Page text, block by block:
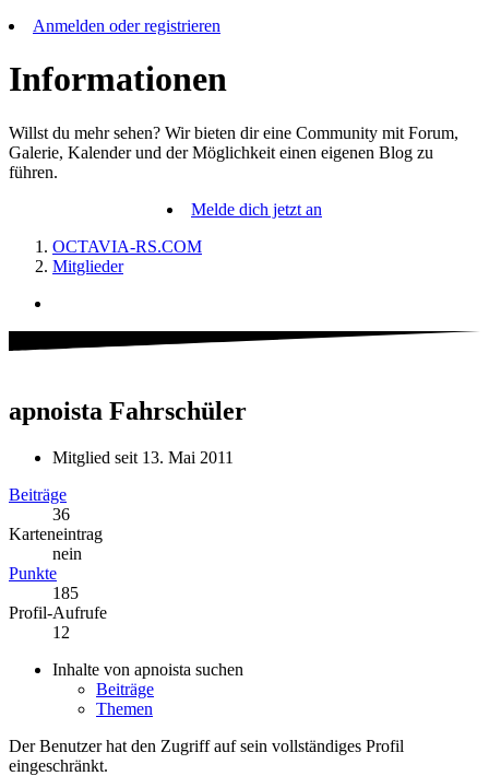
Anmelden oder registrieren
Informationen
Willst du mehr sehen? Wir bieten dir eine Community mit Forum,
Galerie, Kalender und der Möglichkeit einen eigenen Blog zu
führen.
Melde dich jetzt an
OCTAVIA-RS.COM
Mitglieder
apnoista Fahrschüler
Mitglied seit 13. Mai 2011
Beiträge
36
Karteneintrag
nein
Punkte
185
Profil-Aufrufe
12
Inhalte von apnoista suchen
Beiträge
Themen
Der Benutzer hat den Zugriff auf sein vollständiges Profil
eingeschränkt.